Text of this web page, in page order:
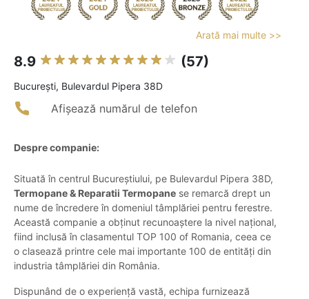
Arată mai multe >>
8.9 (57)
Bucureşti, Bulevardul Pipera 38D
Afișează numărul de telefon
Despre companie:
Situată în centrul Bucureștiului, pe Bulevardul Pipera 38D,
Termopane & Reparatii Termopane se remarcă drept un
nume de încredere în domeniul tâmplăriei pentru ferestre.
Această companie a obținut recunoaștere la nivel național,
fiind inclusă în clasamentul TOP 100 of Romania, ceea ce
o clasează printre cele mai importante 100 de entități din
industria tâmplăriei din România.
Dispunând de o experiență vastă, echipa furnizează